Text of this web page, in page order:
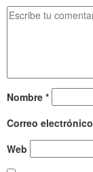
Nombre *
Correo electrónico
Web